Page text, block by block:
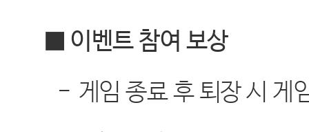
■ 이벤트 참여 보상
- 게임 종료 후 퇴장 시 게